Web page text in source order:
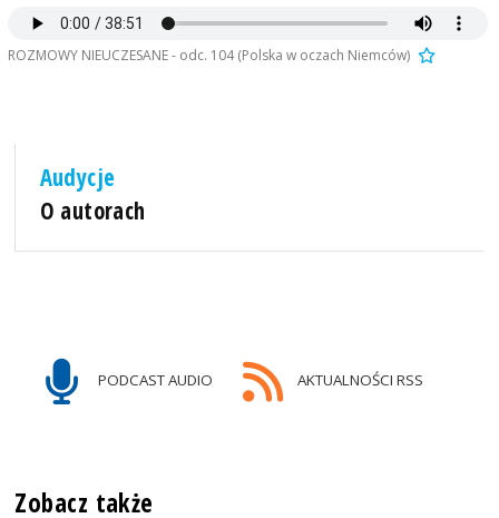
ROZMOWY NIEUCZESANE - odc. 104 (Polska w oczach Niemców)
Audycje
O autorach
PODCAST AUDIO AKTUALNOŚCI RSS
Zobacz także